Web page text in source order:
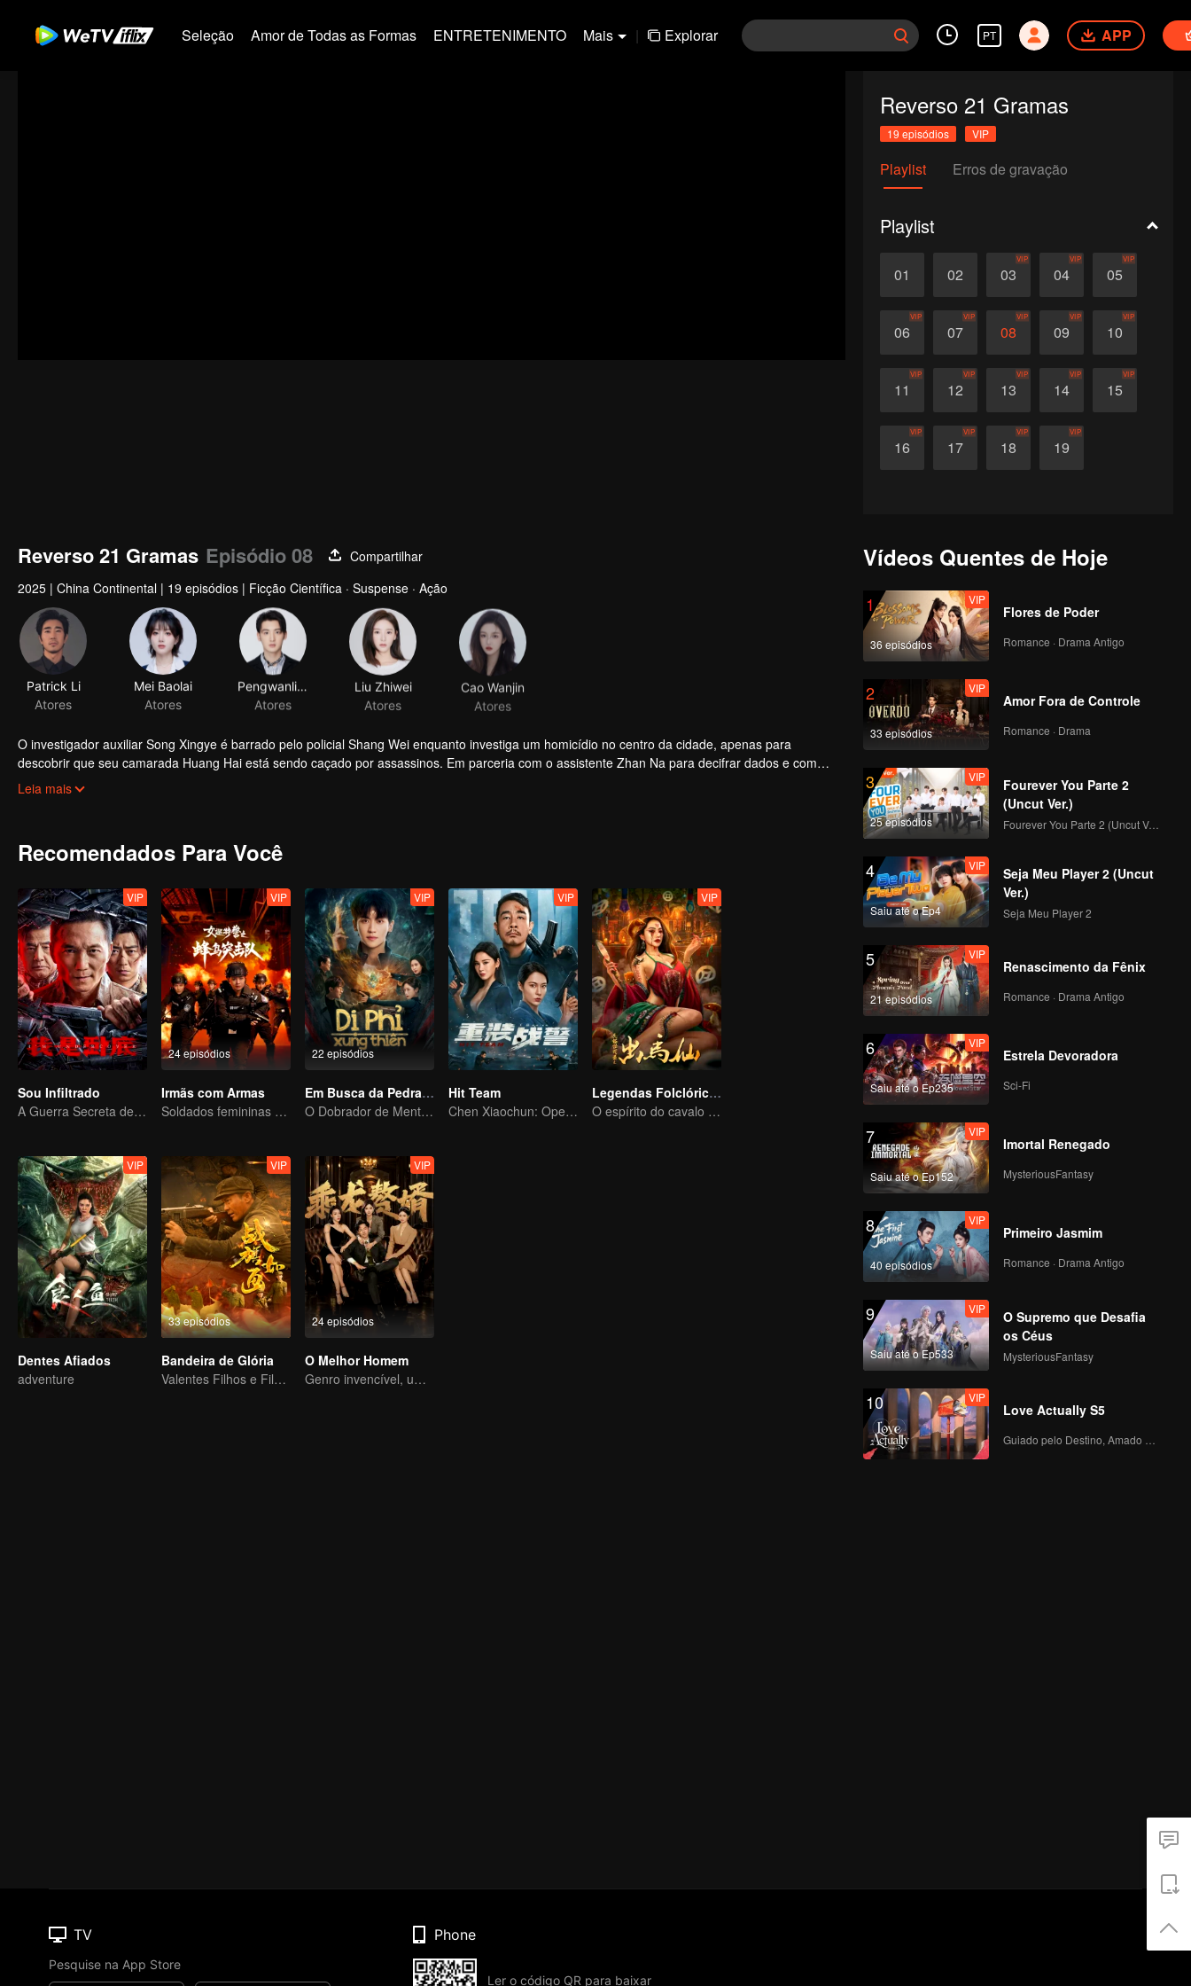
Seleção Amor de Todas as Formas ENTRETENIMENTO Mais | Explorar PT APP
Reverso 21 Gramas
19 episódios VIP
Playlist Erros de gravação
Playlist
01 02 03
VIP
04
VIP
05
VIP
06
VIP
07
VIP
08
VIP
09
VIP
10
VIP
11
VIP
12
VIP
13
VIP
14
VIP
15
VIP
16
VIP
17
VIP
18
VIP
19
VIP
Reverso 21 Gramas Episódio 08
Compartilhar
2025 | China Continental | 19 episódios | Ficção Científica · Suspense · Ação
Patrick Li
Atores
Mei Baolai
Atores
Pengwanli Chen
Atores
Liu Zhiwei
Atores
Cao Wanjin
Atores
O investigador auxiliar Song Xingye é barrado pelo policial Shang Wei enquanto investiga um homicídio no centro da cidade, apenas para
descobrir que seu camarada Huang Hai está sendo caçado por assassinos. Em parceria com o assistente Zhan Na para decifrar dados e com
Shang Wei para ataques-relâmpago, ele desvenda a conspiração e frustra um golpe. Com o apoio secreto da herdeira Zhao Qingyun, a verdade
Leia mais
Recomendados Para Você
VIP
Sou Infiltrado
A Guerra Secreta de Collin Chou
24 episódios
VIP
Irmãs com Armas
Soldados femininas erradicando o crime
22 episódios
VIP
Em Busca da Pedra da Alma
O Dobrador de Mentes, De Ninguém a Soberano
VIP
Hit Team
Chen Xiaochun: Operação Limpeza
VIP
Legendas Folclóricas de Chu Maxian
O espírito do cavalo sacrifica uma jovem em busca da imortalidade.
VIP
Dentes Afiados
adventure
33 episódios
VIP
Bandeira de Glória
Valentes Filhos e Filhas, Lutando para Defender a Pátria na Guerra da Coreia
24 episódios
VIP
O Melhor Homem
Genro invencível, uma vida extraordinária
Vídeos Quentes de Hoje
1
36 episódios
VIP
Flores de Poder
Romance · Drama Antigo
2
33 episódios
VIP
Amor Fora de Controle
Romance · Drama
3
25 episódios
VIP
Fourever You Parte 2
(Uncut Ver.)
Fourever You Parte 2 (Uncut Ver.)
4
Saiu até o Ep4
VIP
Seja Meu Player 2 (Uncut
Ver.)
Seja Meu Player 2
5
21 episódios
VIP
Renascimento da Fênix
Romance · Drama Antigo
6
Saiu até o Ep235
VIP
Estrela Devoradora
Sci-Fi
7
Saiu até o Ep152
VIP
Imortal Renegado
MysteriousFantasy
8
40 episódios
VIP
Primeiro Jasmim
Romance · Drama Antigo
9
Saiu até o Ep533
VIP
O Supremo que Desafia
os Céus
MysteriousFantasy
10 VIP
Love Actually S5
TV
Pesquise na App Store
Phone
Ler o código QR para baixar